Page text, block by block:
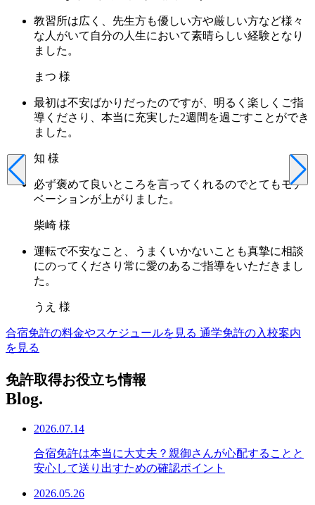
教習所は広く、先生方も優しい方や厳しい方など様々
な人がいて自分の人生において素晴らしい経験となり
ました。
まつ 様
最初は不安ばかりだったのですが、明るく楽しくご指
導くださり、本当に充実した2週間を過ごすことができ
ました。
知 様
必ず褒めて良いところを言ってくれるのでとてもモチ
ベーションが上がりました。
柴崎 様
運転で不安なこと、うまくいかないことも真摯に相談
にのってくださり常に愛のあるご指導をいただきまし
た。
うえ 様
合宿免許の料金やスケジュールを見る 通学免許の入校案内
を見る
免許取得お役立ち情報
Blog.
2026.07.14
合宿免許は本当に大丈夫？親御さんが心配することと
安心して送り出すための確認ポイント
2026.05.26